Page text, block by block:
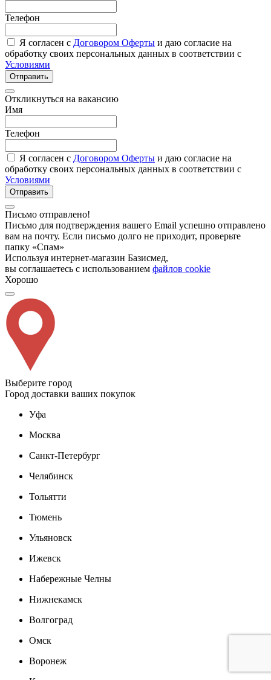
Телефон
Я согласен с Договором Оферты и даю согласие на
обработку своих персональных данных в соответствии с
Условиями
Отправить
Откликнуться на вакансию
Имя
Телефон
Я согласен с Договором Оферты и даю согласие на
обработку своих персональных данных в соответствии с
Условиями
Отправить
Письмо отправлено!
Письмо для подтверждения вашего Email успешно отправлено
вам на почту. Если письмо долго не приходит, проверьте
папку «Спам»
Используя интернет-магазин Базисмед,
вы соглашаетесь с использованием файлов cookie
Хорошо
Выберите город
Город доставки ваших покупок
Уфа
Москва
Санкт-Петербург
Челябинск
Тольятти
Тюмень
Ульяновск
Ижевск
Набережные Челны
Нижнекамск
Волгоград
Омск
Воронеж